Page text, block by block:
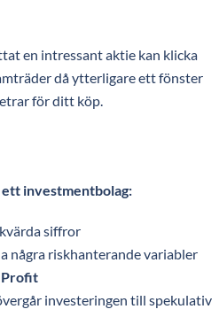
en intressant aktie kan klicka
då ytterligare ett fönster
för ditt köp.
ett investmentbolag:
siffror
några riskhanterande variabler
Profit
investeringen till spekulativ